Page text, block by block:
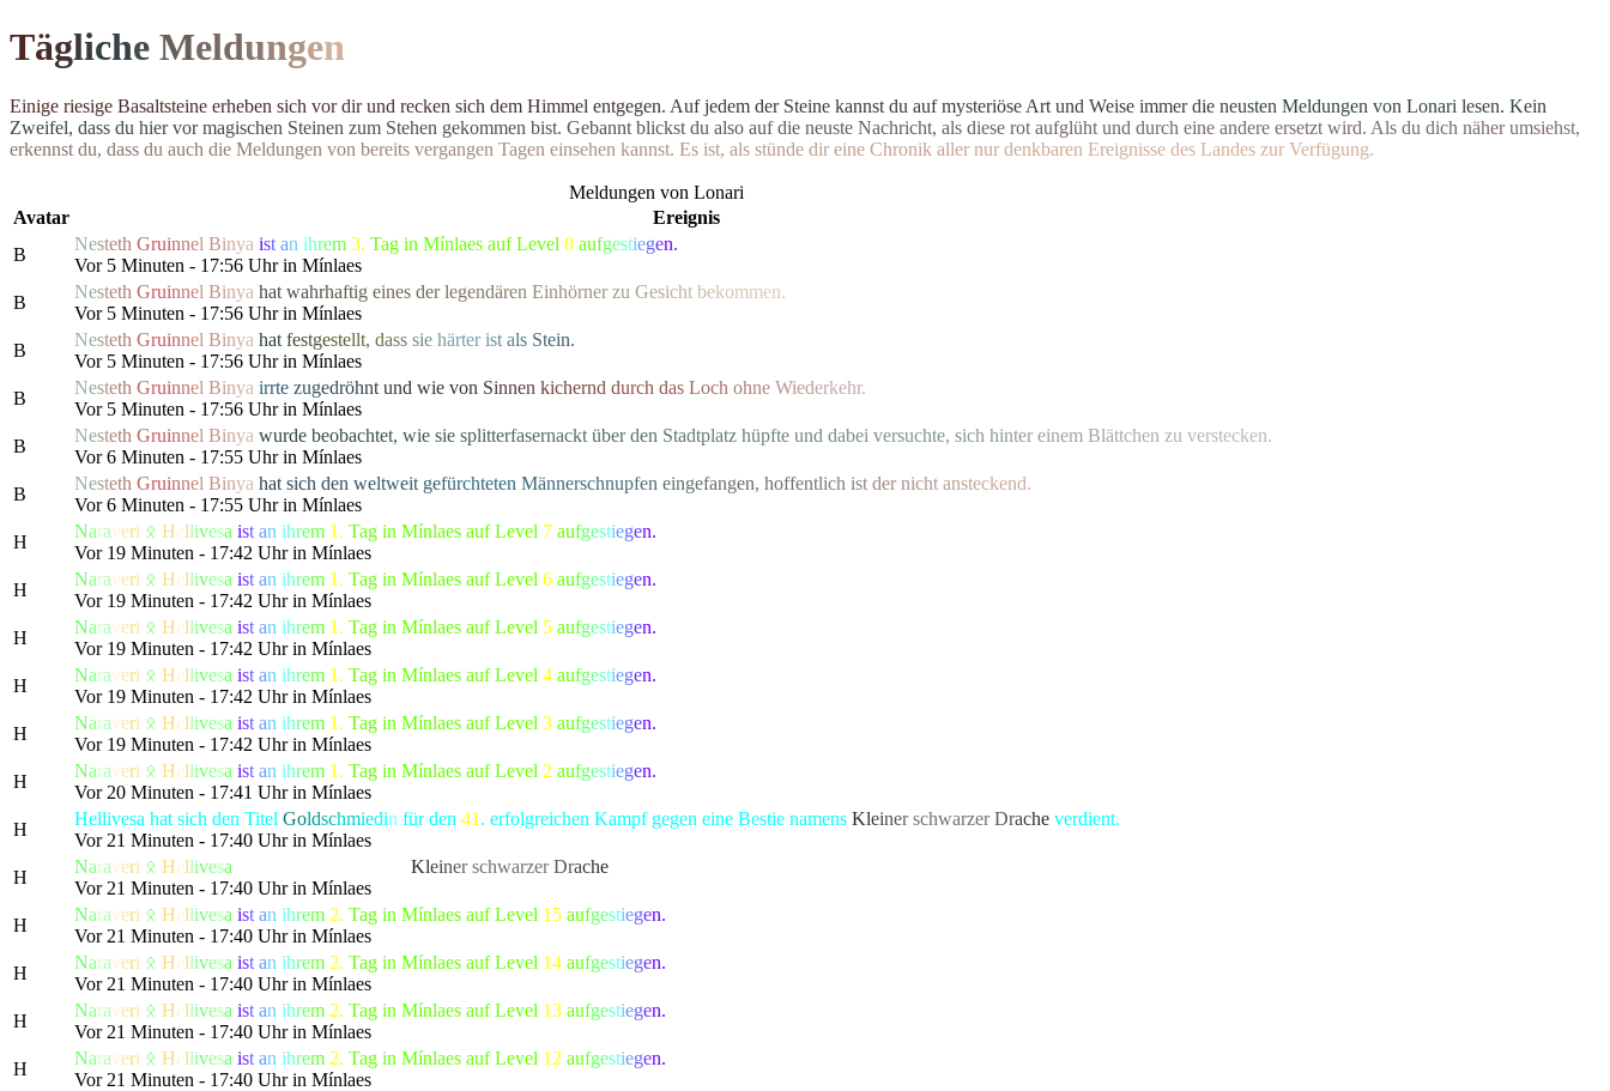
Tägliche Meldungen
Einige riesige Basaltsteine erheben sich vor dir und recken sich dem Himmel entgegen. Auf jedem der Steine kannst du auf mysteriöse Art und Weise immer die neusten Meldungen von Lonari lesen. Kein
Zweifel, dass du hier vor magischen Steinen zum Stehen gekommen bist. Gebannt blickst du also auf die neuste Nachricht, als diese rot aufglüht und durch eine andere ersetzt wird. Als du dich näher umsiehst,
erkennst du, dass du auch die Meldungen von bereits vergangen Tagen einsehen kannst. Es ist, als stünde dir eine Chronik aller nur denkbaren Ereignisse des Landes zur Verfügung.
Meldungen von Lonari
Avatar
Ereignis
B
Nesteth Gruinnel Binya ist an ihrem 3. Tag in Mínlaes auf Level 8 aufgestiegen.
Vor 5 Minuten - 17:56 Uhr in Mínlaes
B
Nesteth Gruinnel Binya hat wahrhaftig eines der legendären Einhörner zu Gesicht bekommen.
Vor 5 Minuten - 17:56 Uhr in Mínlaes
B
Nesteth Gruinnel Binya hat festgestellt, dass sie härter ist als Stein.
Vor 5 Minuten - 17:56 Uhr in Mínlaes
B
Nesteth Gruinnel Binya irrte zugedröhnt und wie von Sinnen kichernd durch das Loch ohne Wiederkehr.
Vor 5 Minuten - 17:56 Uhr in Mínlaes
B
Nesteth Gruinnel Binya wurde beobachtet, wie sie splitterfasernackt über den Stadtplatz hüpfte und dabei versuchte, sich hinter einem Blättchen zu verstecken.
Vor 6 Minuten - 17:55 Uhr in Mínlaes
B
Nesteth Gruinnel Binya hat sich den weltweit gefürchteten Männerschnupfen eingefangen, hoffentlich ist der nicht ansteckend.
Vor 6 Minuten - 17:55 Uhr in Mínlaes
H
Naraveri ᛟ Hellivesa ist an ihrem 1. Tag in Mínlaes auf Level 7 aufgestiegen.
Vor 19 Minuten - 17:42 Uhr in Mínlaes
H
Naraveri ᛟ Hellivesa ist an ihrem 1. Tag in Mínlaes auf Level 6 aufgestiegen.
Vor 19 Minuten - 17:42 Uhr in Mínlaes
H
Naraveri ᛟ Hellivesa ist an ihrem 1. Tag in Mínlaes auf Level 5 aufgestiegen.
Vor 19 Minuten - 17:42 Uhr in Mínlaes
H
Naraveri ᛟ Hellivesa ist an ihrem 1. Tag in Mínlaes auf Level 4 aufgestiegen.
Vor 19 Minuten - 17:42 Uhr in Mínlaes
H
Naraveri ᛟ Hellivesa ist an ihrem 1. Tag in Mínlaes auf Level 3 aufgestiegen.
Vor 19 Minuten - 17:42 Uhr in Mínlaes
H
Naraveri ᛟ Hellivesa ist an ihrem 1. Tag in Mínlaes auf Level 2 aufgestiegen.
Vor 20 Minuten - 17:41 Uhr in Mínlaes
H
Hellivesa hat sich den Titel Goldschmiedin für den 41 . erfolgreichen Kampf gegen eine Bestie namens Kleinerschwarzer Drache verdient.
Vor 21 Minuten - 17:40 Uhr in Mínlaes
H
Naraveri ᛟ Hellivesa Kleinerschwarzer Drache
Vor 21 Minuten - 17:40 Uhr in Mínlaes
H
Naraveri ᛟ Hellivesa ist an ihrem 2. Tag in Mínlaes auf Level 15 aufgestiegen.
Vor 21 Minuten - 17:40 Uhr in Mínlaes
H
Naraveri ᛟ Hellivesa ist an ihrem 2. Tag in Mínlaes auf Level 14 aufgestiegen.
Vor 21 Minuten - 17:40 Uhr in Mínlaes
H
Naraveri ᛟ Hellivesa ist an ihrem 2. Tag in Mínlaes auf Level 13 aufgestiegen.
Vor 21 Minuten - 17:40 Uhr in Mínlaes
H
Naraveri ᛟ Hellivesa ist an ihrem 2. Tag in Mínlaes auf Level 12 aufgestiegen.
Vor 21 Minuten - 17:40 Uhr in Mínlaes